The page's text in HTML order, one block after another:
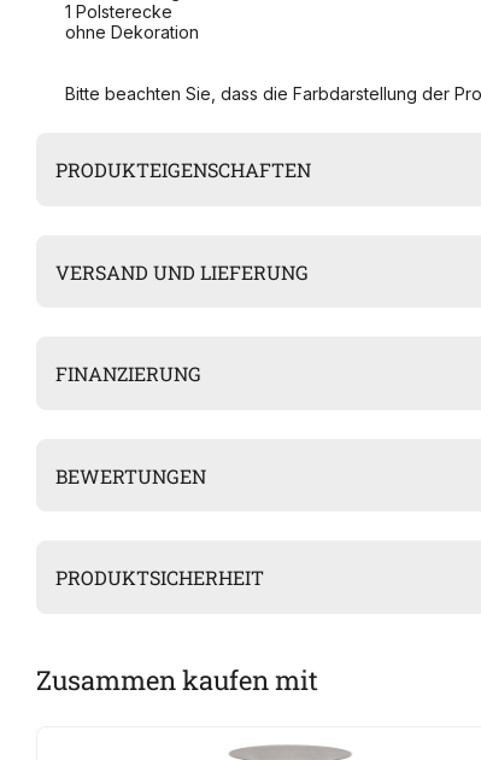
1 Polsterecke
ohne Dekoration
Bitte beachten Sie, dass die Farbdarstellung der
PRODUKTEIGENSCHAFTEN
VERSAND UND LIEFERUNG
FINANZIERUNG
BEWERTUNGEN
PRODUKTSICHERHEIT
Zusammen kaufen mit